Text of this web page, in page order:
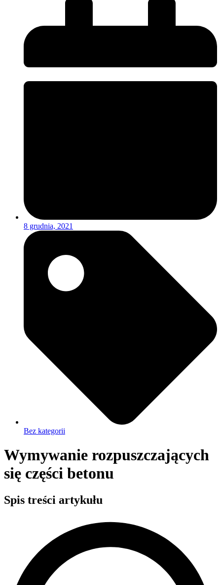
8 grudnia, 2021
Bez kategorii
Wymywanie rozpuszczających
się części betonu
Spis treści artykułu